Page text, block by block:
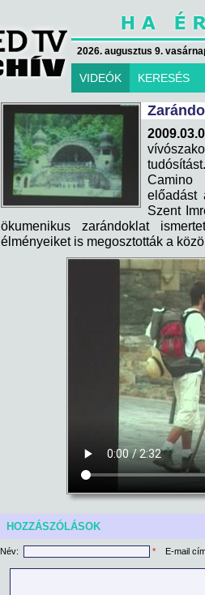
2026. augusztus 9.
VIDEÓK KERESÉS
Camino
előadást
Szent
ökumenikus zarándoklat
élményeiket is megosztották a
HOZZÁSZÓLÁSOK
Név: * E-mail